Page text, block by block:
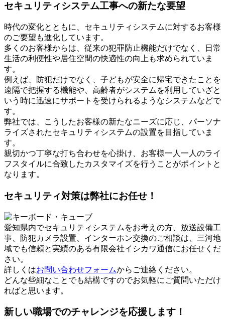
セキュリティシステム工事への新たな要望
時代の変化とともに、セキュリティシステムに対するお客様
のご要望も進化しています。
多くのお客様からは、従来の犯罪防止機能だけでなく、日常
生活の利便性や居住空間の快適性の向上も求められていま
す。
例えば、防犯だけでなく、子どもが安全に帰宅できたことを
遠隔で把握する機能や、高齢者がシステムを利用していざと
いう時に迅速にサポートを受けられるようなシステムなどで
す。
弊社では、こうしたお客様の新たなニーズに応じ、パーソナ
ライズされたセキュリティシステムの設置を目指していま
す。
親切かつ丁寧な打ち合わせを心掛け、お客様一人一人のライ
フスタイルに合致したカスタマイズを行うことがポイントと
なります。
セキュリティ対策は弊社にお任せ！
愛知県内でセキュリティシステムをお考えの方、放送設備工
事、防犯カメラ設置、インターホン交換のご相談は、三河地
域でも信頼と実績のある有限会社イシカワ通信にお任せくだ
さい。
詳しくはお問い合わせフォームからご連絡ください。
どんな些細なことでも結構ですのでお気軽にご質問いただけ
ればと思います。
新しい職場でのチャレンジを応援します！